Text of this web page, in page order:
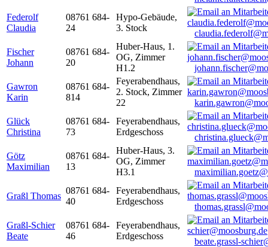
Federolf
Claudia
08761 684-
24
Hypo-Gebäude,
3. Stock
Fischer
Johann
08761 684-
20
Huber-Haus, 1.
OG, Zimmer
H1.2
Gawron
Karin
08761 684-
814
Feyerabendhaus,
2. Stock, Zimmer
22
Glück
Christina
08761 684-
73
Feyerabendhaus,
Erdgeschoss
Götz
Maximilian
08761 684-
13
Huber-Haus, 3.
OG, Zimmer
H3.1
Graßl Thomas
08761 684-
40
Feyerabendhaus,
Erdgeschoss
Graßl-Schier
Beate
08761 684-
46
Feyerabendhaus,
Erdgeschoss
beate.grassl-